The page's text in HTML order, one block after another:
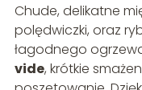
Chude, delikatne
polędwiczki, oraz
łagodnego
vide, krótkie